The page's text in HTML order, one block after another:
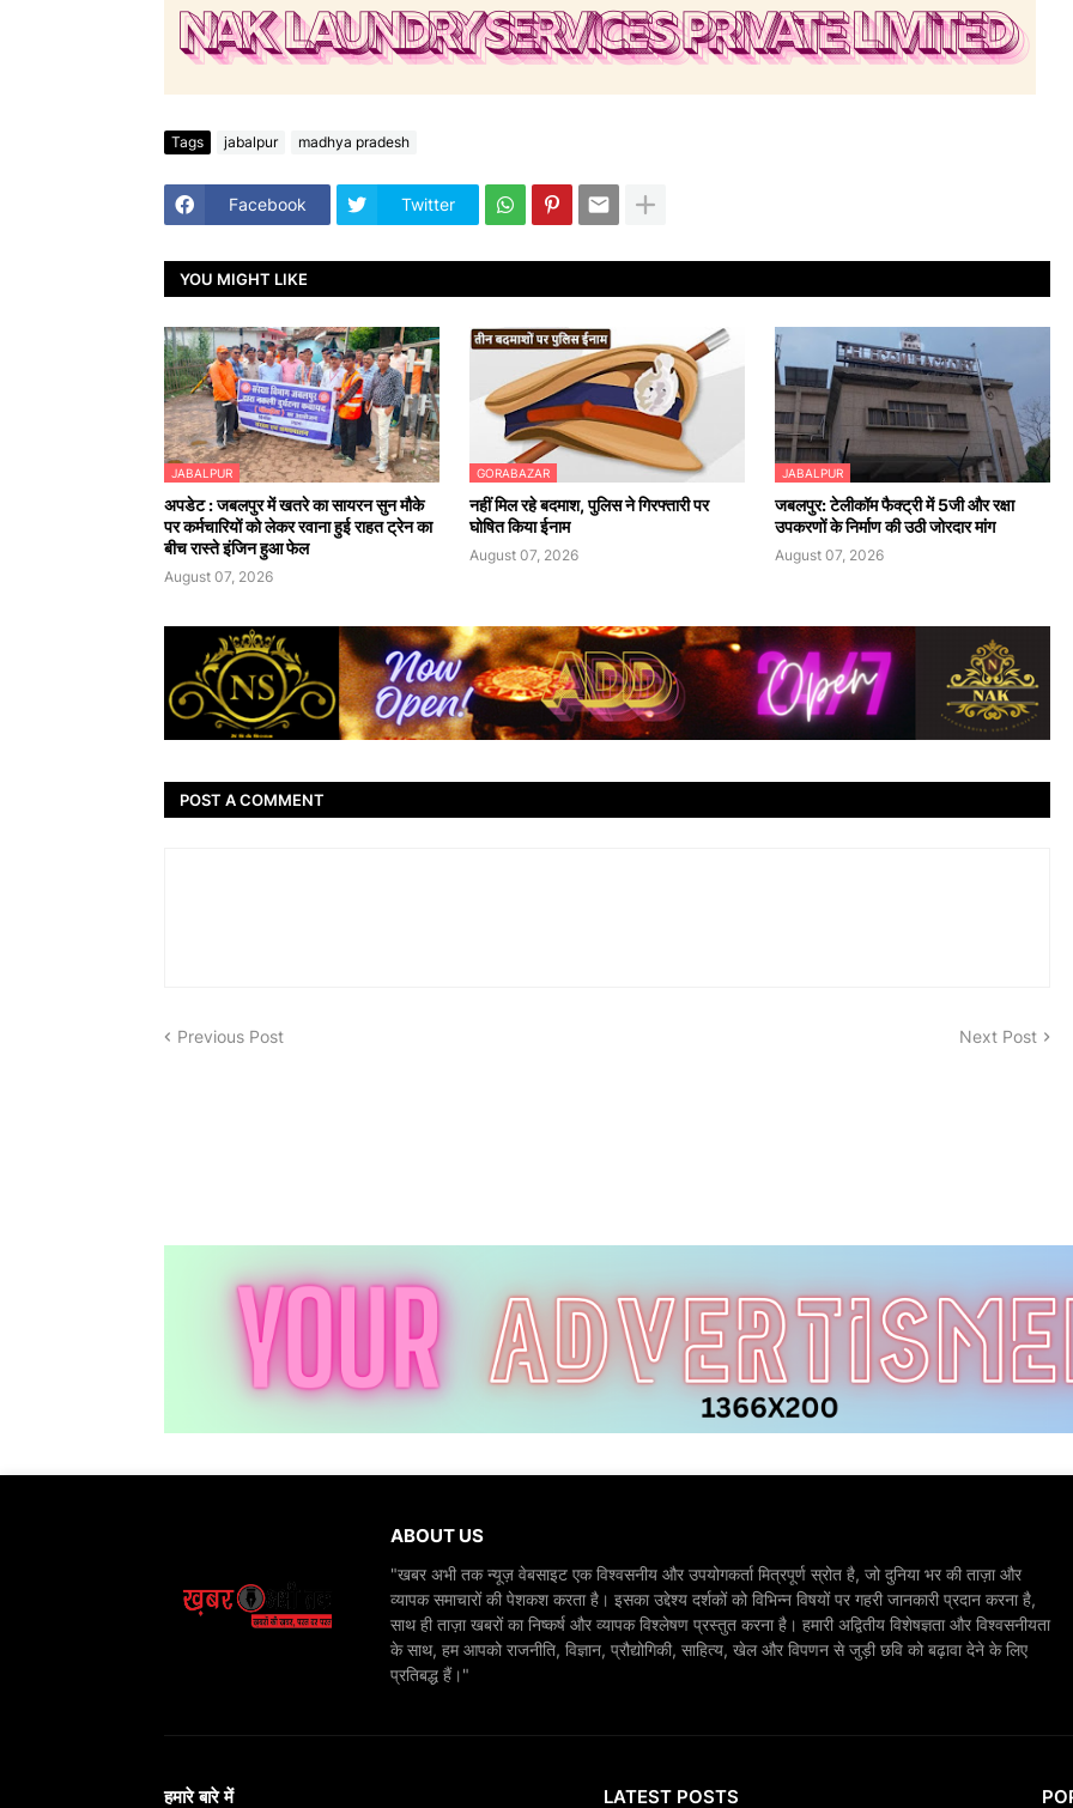
Tags jabalpur madhya pradesh
Facebook Twitter
YOU MIGHT LIKE
JABALPUR
अपडेट : जबलपुर में खतरे का सायरन सुन मौके
पर कर्मचारियों को लेकर रवाना हुई राहत ट्रेन का
बीच रास्ते इंजिन हुआ फेल
August 07, 2026
GORABAZAR
नहीं मिल रहे बदमाश, पुलिस ने गिरफ्तारी पर
घोषित किया ईनाम
August 07, 2026
JABALPUR
जबलपुर: टेलीकॉम फैक्ट्री में 5जी और रक्षा
उपकरणों के निर्माण की उठी जोरदार मांग
August 07, 2026
POST A COMMENT
Previous Post Next Post
ABOUT US
"खबर अभी तक न्यूज़ वेबसाइट एक विश्वसनीय और उपयोगकर्ता मित्रपूर्ण स्रोत है, जो दुनिया भर की ताज़ा और
व्यापक समाचारों की पेशकश करता है। इसका उद्देश्य दर्शकों को विभिन्न विषयों पर गहरी जानकारी प्रदान करना है,
साथ ही ताज़ा खबरों का निष्कर्ष और व्यापक विश्लेषण प्रस्तुत करना है। हमारी अद्वितीय विशेषज्ञता और विश्वसनीयता
के साथ, हम आपको राजनीति, विज्ञान, प्रौद्योगिकी, साहित्य, खेल और विपणन से जुड़ी छवि को बढ़ावा देने के लिए
प्रतिबद्ध हैं।"
हमारे बारे में LATEST POSTS